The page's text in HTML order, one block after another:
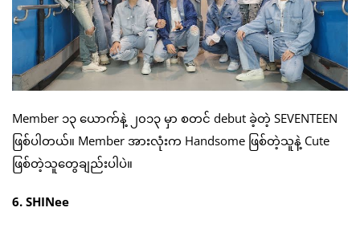
Member ၁၃ ယောက်နဲ့ ၂၀၁၃ မှာ စတင် debut ခဲ့တဲ့ SEVENTEEN
ဖြစ်ပါတယ်။ Member အားလုံးက Handsome ဖြစ်တဲ့သူနဲ့ Cute
ဖြစ်တဲ့သူတွေချည်းပါပဲ။
6. SHINee